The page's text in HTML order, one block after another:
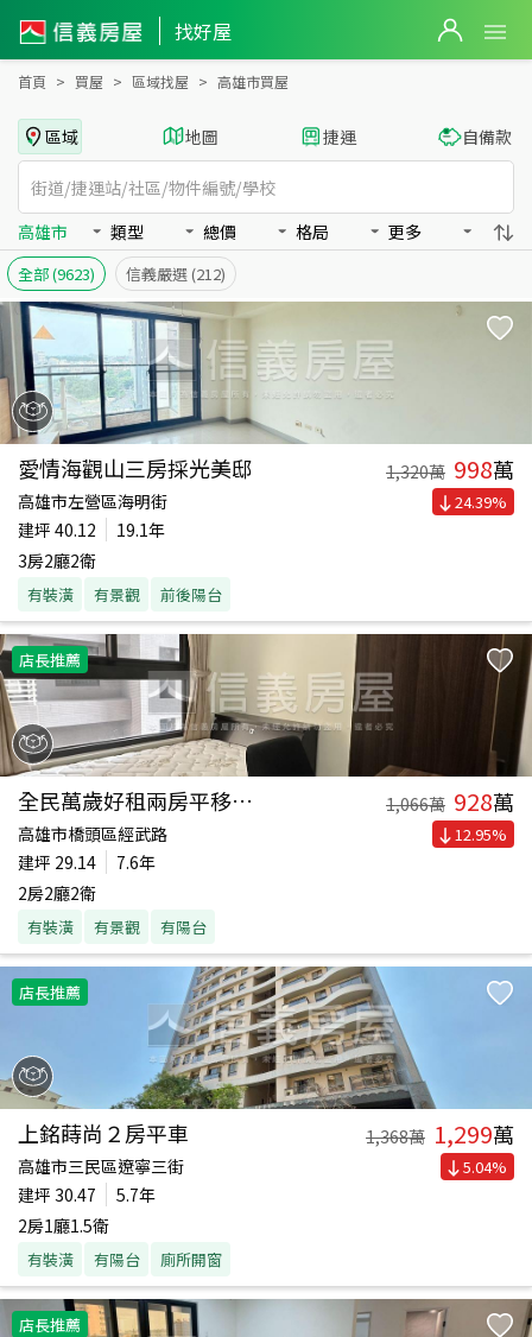
找好屋
高雄市全區買房：房屋物件出售、房價分析
首頁 買屋 區域找屋 高雄市買屋
區域 地圖 捷運 自備款
高雄市 類型 總價 格局 更多
全部(9623) 信義嚴選 (212)
愛情海觀山三房採光美邸 1,320萬 998萬
高雄市左營區海明街
建坪 40.12
19.1年
3房2廳2衛
有裝潢 有景觀 前後陽台
24.39%
店長推薦
全民萬歲好租兩房平移車位 1,066萬 928萬
高雄市橋頭區經武路
建坪 29.14
7.6年
2房2廳2衛
有裝潢 有景觀 有陽台
12.95%
店長推薦
上銘蒔尚２房平車 1,368萬 1,299萬
高雄市三民區遼寧三街
建坪 30.47
5.7年
2房1廳1.5衛
有裝潢 有陽台 廁所開窗
5.04%
店長推薦